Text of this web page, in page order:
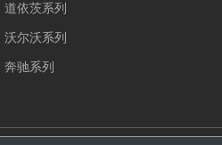
道依茨系列
沃尔沃系列
奔驰系列